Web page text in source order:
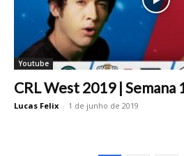
Youtube
CRL West 2019 | Semana
Lucas Felix - 1 de junho de 2019